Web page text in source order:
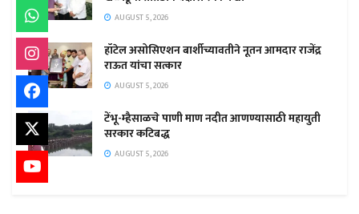
AUGUST 5, 2026
हॉटेल असोसिएशन बार्शीच्यावतीने नूतन आमदार राजेंद्र
राऊत यांचा सत्कार
AUGUST 5, 2026
टेंभू-म्हैसाळचे पाणी माण नदीत आणण्यासाठी महायुती
सरकार कटिबद्ध
AUGUST 5, 2026